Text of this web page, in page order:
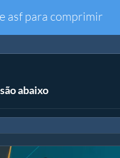
asf para comprimir
abaixo